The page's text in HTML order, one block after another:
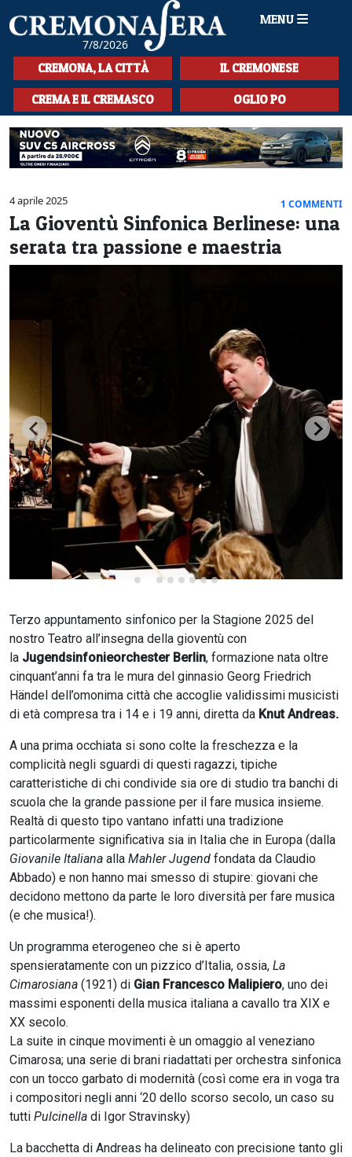
7/8/2026
MENU
HOME
CRONACA
SPORT
LA MUSICA
CULTURA
LA STORIA
SPETTACOLI
SEZIONI
CREMONA, LA CITTÀ IL CREMONESE
CREMA E IL CREMASCO OGLIO PO
4 aprile 2025 1 COMMENTI
La Gioventù Sinfonica Berlinese: una
serata tra passione e maestria
Terzo appuntamento sinfonico per la Stagione 2025 del
nostro Teatro all’insegna della gioventù con
la Jugendsinfonieorchester Berlin, formazione nata oltre
cinquant’anni fa tra le mura del ginnasio Georg Friedrich
Händel dell’omonima città che accoglie validissimi musicisti
di età compresa tra i 14 e i 19 anni, diretta da Knut Andreas.
A una prima occhiata si sono colte la freschezza e la
complicità negli sguardi di questi ragazzi, tipiche
caratteristiche di chi condivide sia ore di studio tra banchi di
scuola che la grande passione per il fare musica insieme.
Realtà di questo tipo vantano infatti una tradizione
particolarmente significativa sia in Italia che in Europa (dalla
Giovanile Italiana alla Mahler Jugend fondata da Claudio
Abbado) e non hanno mai smesso di stupire: giovani che
decidono mettono da parte le loro diversità per fare musica
(e che musica!).
Un programma eterogeneo che si è aperto
spensieratamente con un pizzico d’Italia, ossia, La
Cimarosiana (1921) di Gian Francesco Malipiero, uno dei
massimi esponenti della musica italiana a cavallo tra XIX e
XX secolo.
La suite in cinque movimenti è un omaggio al veneziano
Cimarosa; una serie di brani riadattati per orchestra sinfonica
con un tocco garbato di modernità (così come era in voga tra
i compositori negli anni ‘20 dello scorso secolo, un caso su
tutti Pulcinella di Igor Stravinsky)
La bacchetta di Andreas ha delineato con precisione tanto gli